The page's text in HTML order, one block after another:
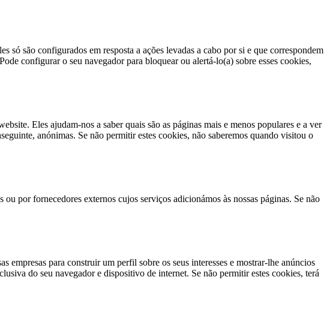
só são configurados em resposta a ações levadas a cabo por si e que correspondem
configurar o seu navegador para bloquear ou alertá-lo(a) sobre esses cookies,
Eles ajudam-nos a saber quais são as páginas mais e menos populares e a ver
anónimas. Se não permitir estes cookies, não saberemos quando visitou o
por fornecedores externos cujos serviços adicionámos às nossas páginas. Se não
empresas para construir um perfil sobre os seus interesses e mostrar-lhe anúncios
do seu navegador e dispositivo de internet. Se não permitir estes cookies, terá